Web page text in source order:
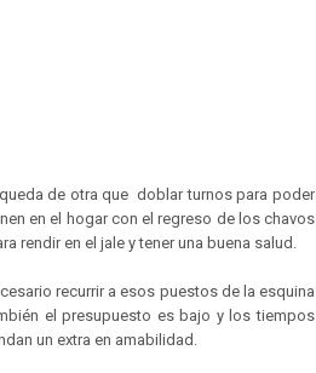
de otra que doblar turnos para poder
en el hogar con el regreso de los chavos
rendir en el jale y tener una buena salud.
recurrir a esos puestos de la esquina
el presupuesto es bajo y los tiempos
un extra en amabilidad.